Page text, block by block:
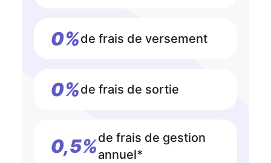
0%de frais de versement
0%de frais de sortie
0,5%de frais de gestion
annuel*